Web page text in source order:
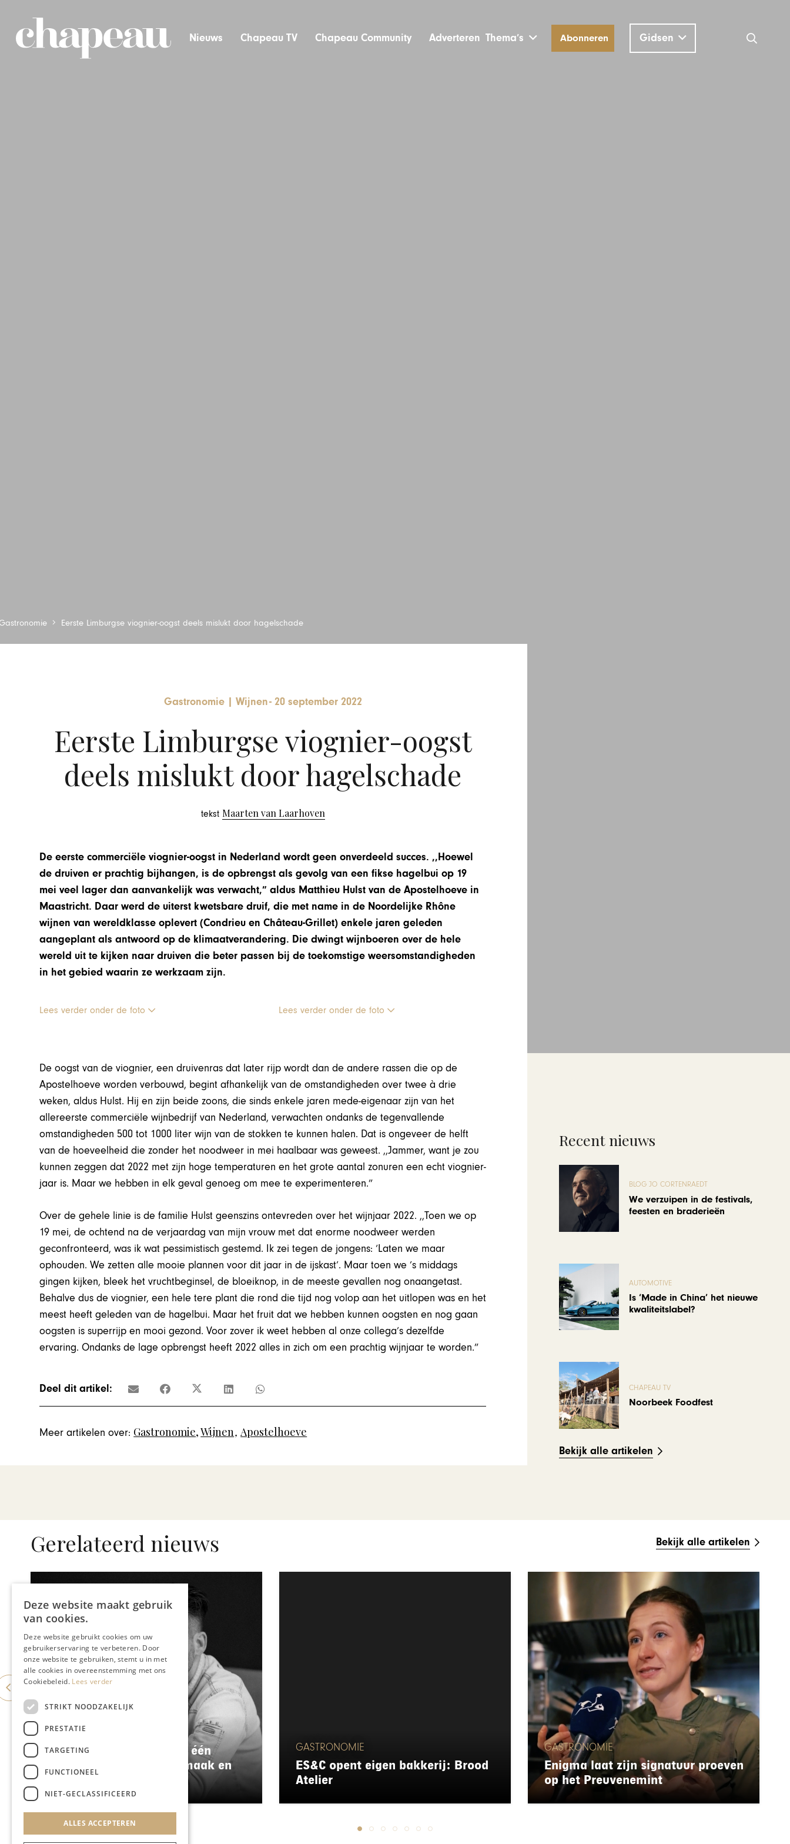
Nieuws Chapeau TV Chapeau Community Adverteren Thema’s Abonneren Gidsen
Eerste Limburgse viognier-oogst deels mislukt door hagelschade
Gastronomie | Wijnen- 20 september 2022
Eerste Limburgse viognier-oogst
deels mislukt door hagelschade
tekst Maarten van Laarhoven
De eerste commerciële viognier-oogst in Nederland wordt geen onverdeeld succes. ,,Hoewel
de druiven er prachtig bijhangen, is de opbrengst als gevolg van een fikse hagelbui op 19
mei veel lager dan aanvankelijk was verwacht,” aldus Matthieu Hulst van de Apostelhoeve in
Maastricht. Daar werd de uiterst kwetsbare druif, die met name in de Noordelijke Rhône
wijnen van wereldklasse oplevert (Condrieu en Château-Grillet) enkele jaren geleden
aangeplant als antwoord op de klimaatverandering. Die dwingt wijnboeren over de hele
wereld uit te kijken naar druiven die beter passen bij de toekomstige weersomstandigheden
in het gebied waarin ze werkzaam zijn.
Lees verder onder de foto Lees verder onder de foto
De oogst van de viognier, een druivenras dat later rijp wordt dan de andere rassen die op de
Apostelhoeve worden verbouwd, begint afhankelijk van de omstandigheden over twee à drie
weken, aldus Hulst. Hij en zijn beide zoons, die sinds enkele jaren mede-eigenaar zijn van het
allereerste commerciële wijnbedrijf van Nederland, verwachten ondanks de tegenvallende
omstandigheden 500 tot 1000 liter wijn van de stokken te kunnen halen. Dat is ongeveer de helft
van de hoeveelheid die zonder het noodweer in mei haalbaar was geweest. ,,Jammer, want je zou
kunnen zeggen dat 2022 met zijn hoge temperaturen en het grote aantal zonuren een echt viognier-
jaar is. Maar we hebben in elk geval genoeg om mee te experimenteren.”
Over de gehele linie is de familie Hulst geenszins ontevreden over het wijnjaar 2022. ,,Toen we op
19 mei, de ochtend na de verjaardag van mijn vrouw met dat enorme noodweer werden
geconfronteerd, was ik wat pessimistisch gestemd. Ik zei tegen de jongens: ‘Laten we maar
ophouden. We zetten alle mooie plannen voor dit jaar in de ijskast’. Maar toen we ’s middags
gingen kijken, bleek het vruchtbeginsel, de bloeiknop, in de meeste gevallen nog onaangetast.
Behalve dus de viognier, een hele tere plant die rond die tijd nog volop aan het uitlopen was en het
meest heeft geleden van de hagelbui. Maar het fruit dat we hebben kunnen oogsten en nog gaan
oogsten is superrijp en mooi gezond. Voor zover ik weet hebben al onze collega’s dezelfde
ervaring. Ondanks de lage opbrengst heeft 2022 alles in zich om een prachtig wijnjaar te worden.”
Deel dit artikel:
Meer artikelen over: Gastronomie,Wijnen, Apostelhoeve
Recent nieuws
BLOG JO CORTENRAEDT
We verzuipen in de festivals,
feesten en braderieën
AUTOMOTIVE
Is ‘Made in China’ het nieuwe
kwaliteitslabel?
CHAPEAU TV
Noorbeek Foodfest
Bekijk alle artikelen
Gerelateerd nieuws Bekijk alle artikelen
GASTRONOMIE
Damianz stapt over naar één
menu: meer kwaliteit, smaak en
GASTRONOMIE
ES&C opent eigen bakkerij: Brood
Atelier
GASTRONOMIE
Enigma laat zijn signatuur proeven
op het Preuvenemint
Deze website maakt gebruik
van cookies.
Deze website gebruikt cookies om uw
gebruikerservaring te verbeteren. Door
onze website te gebruiken, stemt u in met
alle cookies in overeenstemming met ons
Cookiebeleid. Lees verder
STRIKT NOODZAKELIJK
PRESTATIE
TARGETING
FUNCTIONEEL
NIET-GECLASSIFICEERD
ALLES ACCEPTEREN